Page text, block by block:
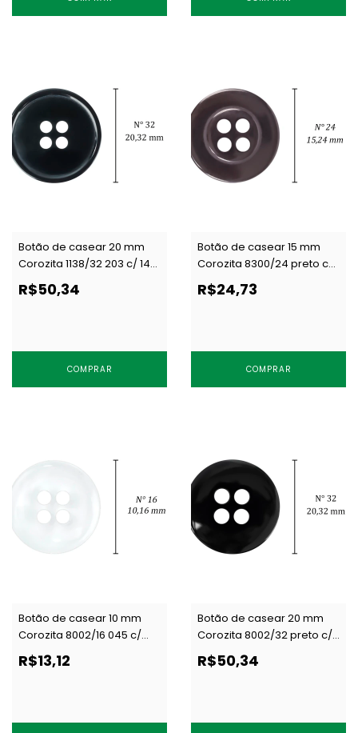
Botão de casear 20 mm
Corozita 1138/32 203 c/ 144
R$50,34
COMPRAR
Botão de casear 15 mm
Corozita 8300/24 preto c/
144 un
R$24,73
COMPRAR
Botão de casear 10 mm
Corozita 8002/16 045 c/
144 un
R$13,12
Botão de casear 20 mm
Corozita 8002/32 preto c/
144 un
R$50,34